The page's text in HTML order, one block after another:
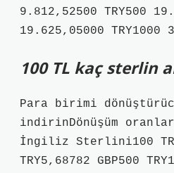
9.812,52500 TRY500
19.625,05000 TRY1000
100 TL kaç sterlin
Para birimi
indirinDönüşüm
İngiliz Sterlini100
TRY5,68782 GBP500